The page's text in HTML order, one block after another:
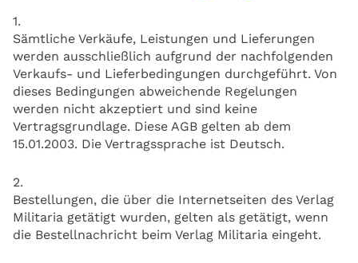
1.
Sämtliche Verkäufe, Leistungen und Lieferungen
werden ausschließlich aufgrund der nachfolgenden
Verkaufs- und Lieferbedingungen durchgeführt. Von
dieses Bedingungen abweichende Regelungen
werden nicht akzeptiert und sind keine
Vertragsgrundlage. Diese AGB gelten ab dem
15.01.2003. Die Vertragssprache ist Deutsch.
2.
Bestellungen, die über die Internetseiten des Verlag
Militaria getätigt wurden, gelten als getätigt, wenn
die Bestellnachricht beim Verlag Militaria eingeht.